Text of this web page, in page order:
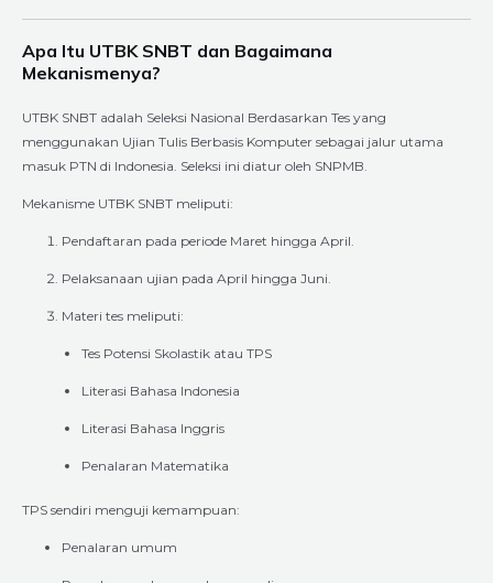
Apa Itu UTBK SNBT dan Bagaimana
Mekanismenya?
UTBK SNBT adalah Seleksi Nasional Berdasarkan Tes yang
menggunakan Ujian Tulis Berbasis Komputer sebagai jalur utama
masuk PTN di Indonesia. Seleksi ini diatur oleh SNPMB.
Mekanisme UTBK SNBT meliputi:
Pendaftaran pada periode Maret hingga April.
Pelaksanaan ujian pada April hingga Juni.
Materi tes meliputi:
Tes Potensi Skolastik atau TPS
Literasi Bahasa Indonesia
Literasi Bahasa Inggris
Penalaran Matematika
TPS sendiri menguji kemampuan:
Penalaran umum